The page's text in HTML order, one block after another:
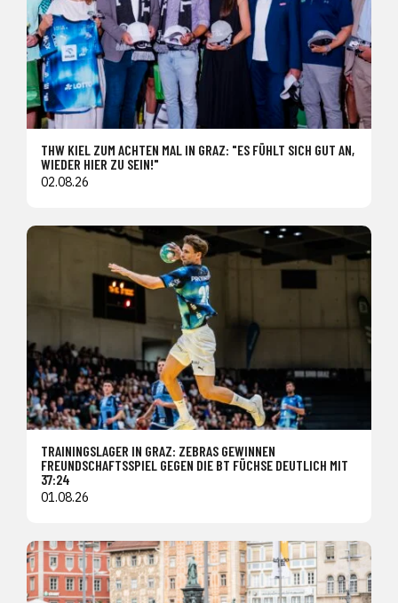
THW KIEL ZUM ACHTEN MAL IN GRAZ: "ES FÜHLT SICH GUT AN,
WIEDER HIER ZU SEIN!"
02.08.26
TRAININGSLAGER IN GRAZ: ZEBRAS GEWINNEN
FREUNDSCHAFTSSPIEL GEGEN DIE BT FÜCHSE DEUTLICH MIT
37:24
01.08.26